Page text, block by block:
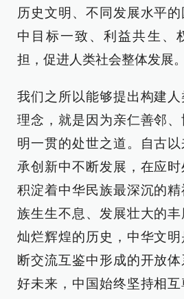
历史文明、不同发展水平
中目标一致、利益共生、
担，促进人类社会整体发展。
我们之所以能够提出构建
理念，就是因为亲仁善邻
明一贯的处世之道。自古
承创新中不断发展，在应时
积淀着中华民族最深沉的
族生生不息、发展壮大的
灿烂辉煌的历史，中华文
断交流互鉴中形成的开放
好未来，中国始终坚持相